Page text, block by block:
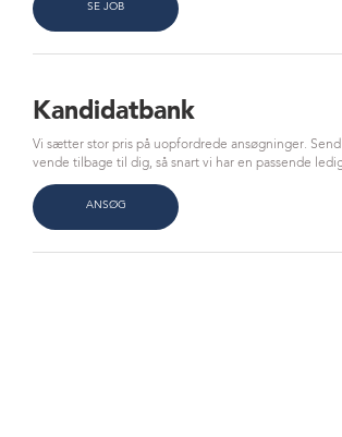
SE JOB
Kandidatbank
Vi sætter stor pris på uopfordrede ansøgninger. Send
vende tilbage til dig, så snart vi har en passende
ANSØG